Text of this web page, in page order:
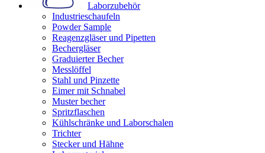
Laborzubehör
Industrieschaufeln
Powder Sample
Reagenzgläser und Pipetten
Bechergläser
Graduierter Becher
Messlöffel
Stahl und Pinzette
Eimer mit Schnabel
Muster becher
Spritzflaschen
Kühlschränke und Laborschalen
Trichter
Stecker und Hähne